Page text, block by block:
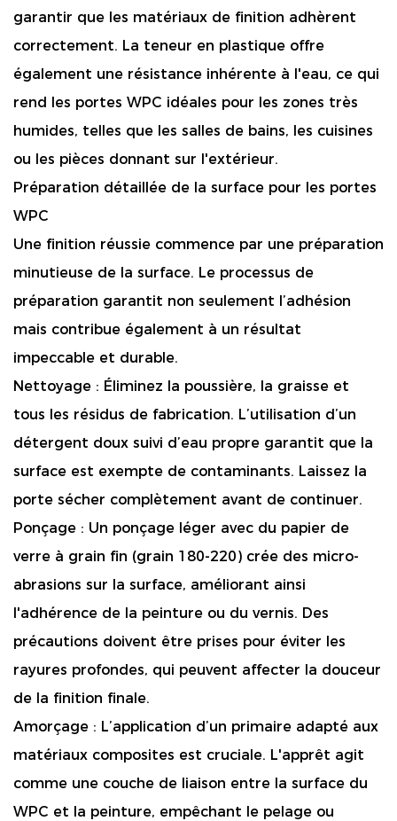
garantir que les matériaux de finition adhèrent
correctement. La teneur en plastique offre
également une résistance inhérente à l'eau, ce qui
rend les portes WPC idéales pour les zones très
humides, telles que les salles de bains, les cuisines
ou les pièces donnant sur l'extérieur.
Préparation détaillée de la surface pour les portes
WPC
Une finition réussie commence par une préparation
minutieuse de la surface. Le processus de
préparation garantit non seulement l’adhésion
mais contribue également à un résultat
impeccable et durable.
Nettoyage : Éliminez la poussière, la graisse et
tous les résidus de fabrication. L’utilisation d’un
détergent doux suivi d’eau propre garantit que la
surface est exempte de contaminants. Laissez la
porte sécher complètement avant de continuer.
Ponçage : Un ponçage léger avec du papier de
verre à grain fin (grain 180-220) crée des micro-
abrasions sur la surface, améliorant ainsi
l'adhérence de la peinture ou du vernis. Des
précautions doivent être prises pour éviter les
rayures profondes, qui peuvent affecter la douceur
de la finition finale.
Amorçage : L’application d’un primaire adapté aux
matériaux composites est cruciale. L'apprêt agit
comme une couche de liaison entre la surface du
WPC et la peinture, empêchant le pelage ou